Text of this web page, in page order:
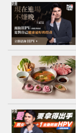
PR
PR